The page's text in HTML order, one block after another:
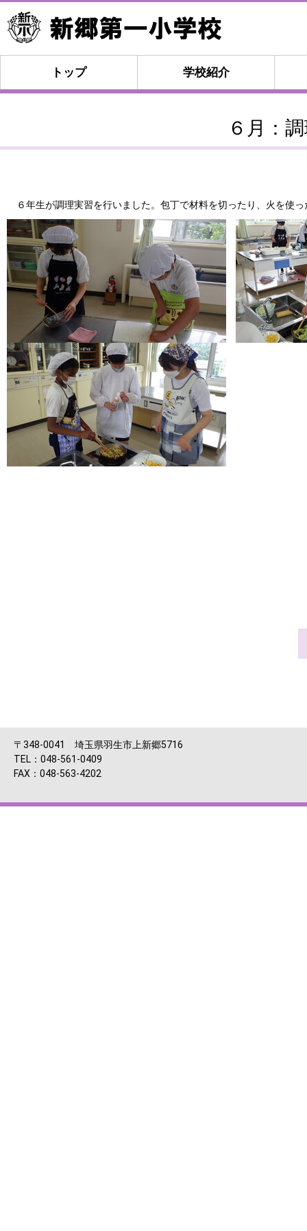
トップ 学校紹介
６月：
６年生が調理実習を行いました。包丁で材料を切ったり、火を使
〒348-0041 埼玉県羽生市上新郷5716
TEL：048-561-0409
FAX：048-563-4202